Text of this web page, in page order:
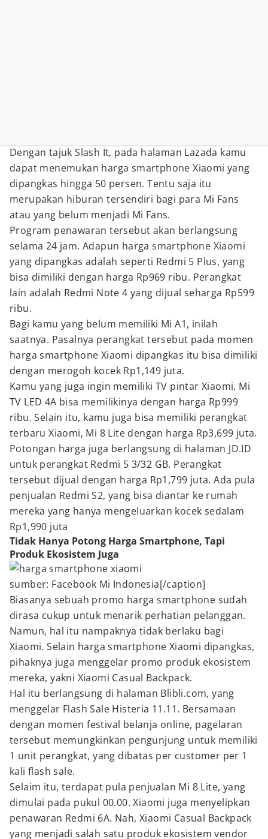
Dengan tajuk Slash It, pada halaman Lazada kamu
dapat menemukan harga smartphone Xiaomi yang
dipangkas hingga 50 persen. Tentu saja itu
merupakan hiburan tersendiri bagi para Mi Fans
atau yang belum menjadi Mi Fans.
Program penawaran tersebut akan berlangsung
selama 24 jam. Adapun harga smartphone Xiaomi
yang dipangkas adalah seperti Redmi 5 Plus, yang
bisa dimiliki dengan harga Rp969 ribu. Perangkat
lain adalah Redmi Note 4 yang dijual seharga Rp599
ribu.
Bagi kamu yang belum memiliki Mi A1, inilah
saatnya. Pasalnya perangkat tersebut pada momen
harga smartphone Xiaomi dipangkas itu bisa dimiliki
dengan merogoh kocek Rp1,149 juta.
Kamu yang juga ingin memiliki TV pintar Xiaomi, Mi
TV LED 4A bisa memilikinya dengan harga Rp999
ribu. Selain itu, kamu juga bisa memiliki perangkat
terbaru Xiaomi, Mi 8 Lite dengan harga Rp3,699 juta.
Potongan harga juga berlangsung di halaman JD.ID
untuk perangkat Redmi 5 3/32 GB. Perangkat
tersebut dijual dengan harga Rp1,799 juta. Ada pula
penjualan Redmi S2, yang bisa diantar ke rumah
mereka yang hanya mengeluarkan kocek sedalam
Rp1,990 juta
Tidak Hanya Potong Harga Smartphone, Tapi
Produk Ekosistem Juga
sumber: Facebook Mi Indonesia[/caption]
Biasanya sebuah promo harga smartphone sudah
dirasa cukup untuk menarik perhatian pelanggan.
Namun, hal itu nampaknya tidak berlaku bagi
Xiaomi. Selain harga smartphone Xiaomi dipangkas,
pihaknya juga menggelar promo produk ekosistem
mereka, yakni Xiaomi Casual Backpack.
Hal itu berlangsung di halaman Blibli.com, yang
menggelar Flash Sale Histeria 11.11. Bersamaan
dengan momen festival belanja online, pagelaran
tersebut memungkinkan pengunjung untuk memiliki
1 unit perangkat, yang dibatas per customer per 1
kali flash sale.
Selaim itu, terdapat pula penjualan Mi 8 Lite, yang
dimulai pada pukul 00.00. Xiaomi juga menyelipkan
penawaran Redmi 6A. Nah, Xiaomi Casual Backpack
yang menjadi salah satu produk ekosistem vendor